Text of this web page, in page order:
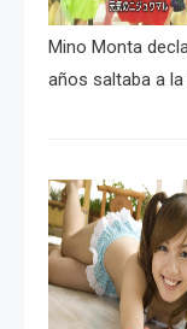
Mino Monta
años saltaba a la